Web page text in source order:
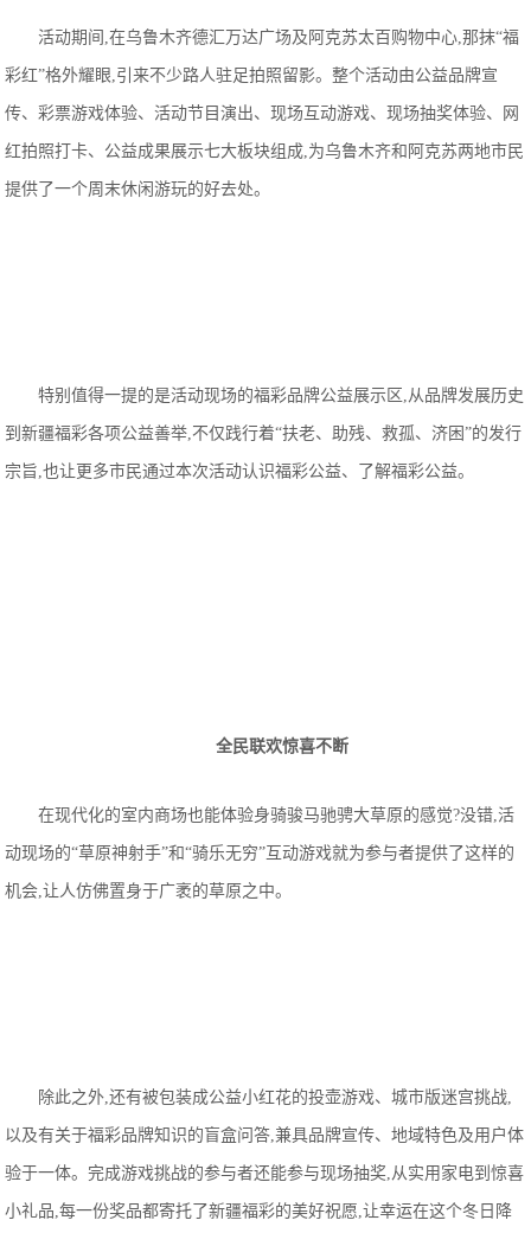
活动期间,在乌鲁木齐德汇万达广场及阿克苏太百购物中心,那抹“福
彩红”格外耀眼,引来不少路人驻足拍照留影。整个活动由公益品牌宣
传、彩票游戏体验、活动节目演出、现场互动游戏、现场抽奖体验、网
红拍照打卡、公益成果展示七大板块组成,为乌鲁木齐和阿克苏两地市民
提供了一个周末休闲游玩的好去处。
特别值得一提的是活动现场的福彩品牌公益展示区,从品牌发展历史
到新疆福彩各项公益善举,不仅践行着“扶老、助残、救孤、济困”的发行
宗旨,也让更多市民通过本次活动认识福彩公益、了解福彩公益。
全民联欢惊喜不断
在现代化的室内商场也能体验身骑骏马驰骋大草原的感觉?没错,活
动现场的“草原神射手”和“骑乐无穷”互动游戏就为参与者提供了这样的
机会,让人仿佛置身于广袤的草原之中。
除此之外,还有被包装成公益小红花的投壶游戏、城市版迷宫挑战,
以及有关于福彩品牌知识的盲盒问答,兼具品牌宣传、地域特色及用户体
验于一体。完成游戏挑战的参与者还能参与现场抽奖,从实用家电到惊喜
小礼品,每一份奖品都寄托了新疆福彩的美好祝愿,让幸运在这个冬日降